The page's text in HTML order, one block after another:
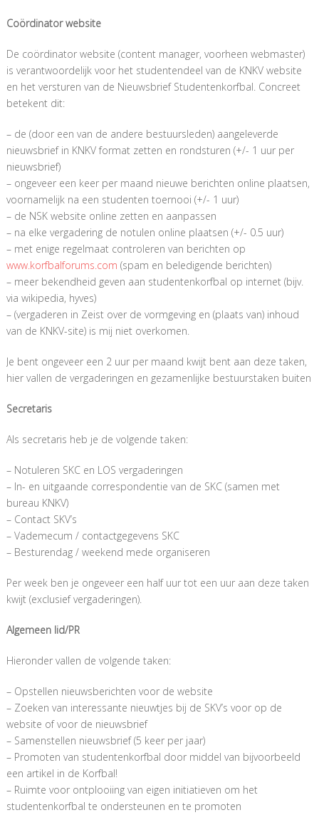
Coördinator website
De coördinator website (content manager, voorheen webmaster)
is verantwoordelijk voor het studentendeel van de KNKV website
en het versturen van de Nieuwsbrief Studentenkorfbal. Concreet
betekent dit:
– de (door een van de andere bestuursleden) aangeleverde
nieuwsbrief in KNKV format zetten en rondsturen (+/- 1 uur per
nieuwsbrief)
– ongeveer een keer per maand nieuwe berichten online plaatsen,
voornamelijk na een studenten toernooi (+/- 1 uur)
– de NSK website online zetten en aanpassen
– na elke vergadering de notulen online plaatsen (+/- 0.5 uur)
– met enige regelmaat controleren van berichten op
www.korfbalforums.com (spam en beledigende berichten)
– meer bekendheid geven aan studentenkorfbal op internet (bijv.
via wikipedia, hyves)
– (vergaderen in Zeist over de vormgeving en (plaats van) inhoud
van de KNKV-site) is mij niet overkomen.
Je bent ongeveer een 2 uur per maand kwijt bent aan deze taken,
hier vallen de vergaderingen en gezamenlijke bestuurstaken buiten
Secretaris
Als secretaris heb je de volgende taken:
– Notuleren SKC en LOS vergaderingen
– In- en uitgaande correspondentie van de SKC (samen met
bureau KNKV)
– Contact SKV’s
– Vademecum / contactgegevens SKC
– Besturendag / weekend mede organiseren
Per week ben je ongeveer een half uur tot een uur aan deze taken
kwijt (exclusief vergaderingen).
Algemeen lid/PR
Hieronder vallen de volgende taken:
– Opstellen nieuwsberichten voor de website
– Zoeken van interessante nieuwtjes bij de SKV’s voor op de
website of voor de nieuwsbrief
– Samenstellen nieuwsbrief (5 keer per jaar)
– Promoten van studentenkorfbal door middel van bijvoorbeeld
een artikel in de Korfbal!
– Ruimte voor ontplooiing van eigen initiatieven om het
studentenkorfbal te ondersteunen en te promoten